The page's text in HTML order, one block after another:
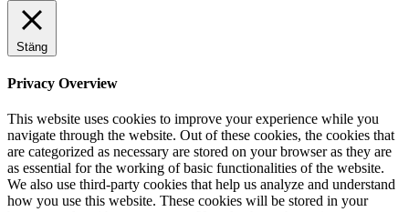
Stäng
Privacy Overview
This website uses cookies to improve your experience while you
navigate through the website. Out of these cookies, the cookies that
are categorized as necessary are stored on your browser as they are
as essential for the working of basic functionalities of the website.
We also use third-party cookies that help us analyze and understand
how you use this website. These cookies will be stored in your